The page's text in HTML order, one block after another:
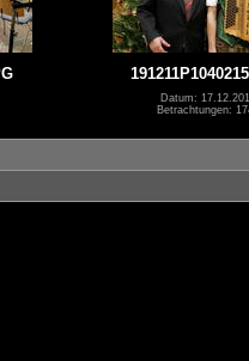
Datum:
Betrachtungen: